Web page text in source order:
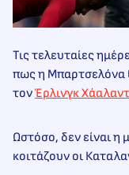
Τις τελευταίες
πως η Μπαρτσελόνα
τονΈρλινγκ Χάαλαντ
Ωστόσο, δεν είναι
κοιτάζουν οι